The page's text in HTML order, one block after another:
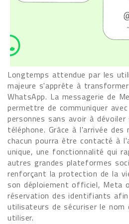
Longtemps attendue par les
majeure s'apprête à
WhatsApp. La messagerie de
permettre de communiquer
personnes sans avoir à dévoiler
téléphone. Grâce à l'arrivée
chacun pourra être contacté à
unique, une fonctionnalité qui
autres grandes plateformes
renforçant la protection de la
son déploiement officiel, Meta
réservation des identifiants
utilisateurs de sécuriser le nom
utiliser.